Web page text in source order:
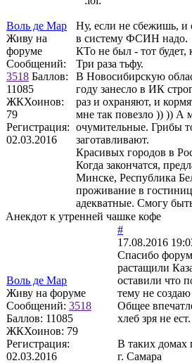
Воль де Мар
Живу на
форуме
Сообщений:
3518 Баллов:
11085
ЖКХоинов:
79
Регистрация:
02.03.2016
Ну, если не сбежишь, и
в систему ФСИН надо.
КТо не был - тот будет,
Три раза тьфу.
В Новосибирскую
году занесло в ИК
раз и охраняют, и
мне так повезло )) )) А
очумительные. Грибы
заготавливают.
Красивых городов в
Когда закончатся,
Минске, Республика
проживание в
адекватные. Смогу
Анекдот к утренней чашке кофе
Воль де Мар
Живу на форуме
Сообщений: 3518
Баллов: 11085
ЖКХоинов: 79
Регистрация:
02.03.2016
#
17.08.2016
Спасибо
растащили
оставили что
тему не
Общее
хлеб зря не ест.
В таких домах
г. Самара